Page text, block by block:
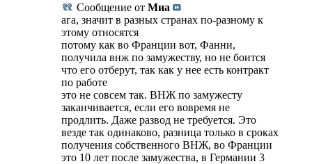
Сообщение от Миа
ага, значит в разных странах по-разному к
этому относятся
потому как во Франции вот, Фанни,
получила внж по замужеству, но не боится
что его отберут, так как у нее есть контракт
по работе
это не совсем так. ВНЖ по замужесту
заканчивается, если его вовремя не
продлить. Даже развод не требуется. Это
везде так одинаково, разница только в сроках
получения собственного ВНЖ, во Франции
это 10 лет после замужества, в Германии 3